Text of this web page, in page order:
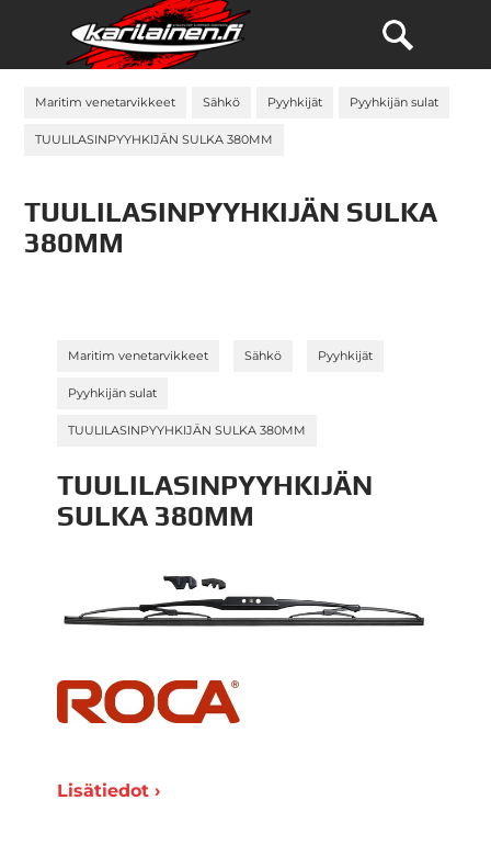
Maritim venetarvikkeet Sähkö Pyyhkijät Pyyhkijän sulat
TUULILASINPYYHKIJÄN SULKA 380MM
TUULILASINPYYHKIJÄN SULKA
380MM
Maritim venetarvikkeet Sähkö Pyyhkijät
Pyyhkijän sulat
TUULILASINPYYHKIJÄN SULKA 380MM
TUULILASINPYYHKIJÄN
SULKA 380MM
Lisätiedot ›